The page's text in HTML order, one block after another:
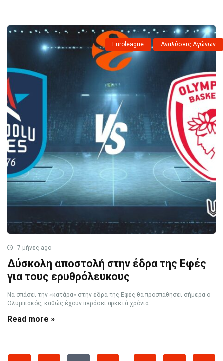
Euroleague Αναλύσεις Αγώνων
7 μήνες ago
Δύσκολη αποστολή στην έδρα της Εφές
για τους ερυθρόλευκους
Να σπάσει την «κατάρα» στην έδρα της Εφές θα προσπαθήσει σήμερα ο
Ολυμπιακός, καθώς έχουν περάσει αρκετά χρόνια ...
Read more »